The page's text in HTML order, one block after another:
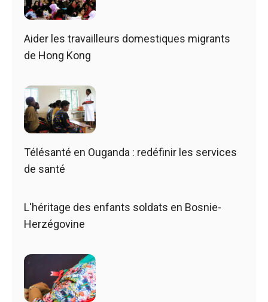
Aider les travailleurs domestiques migrants
de Hong Kong
Télésanté en Ouganda : redéfinir les services
de santé
L'héritage des enfants soldats en Bosnie-
Herzégovine